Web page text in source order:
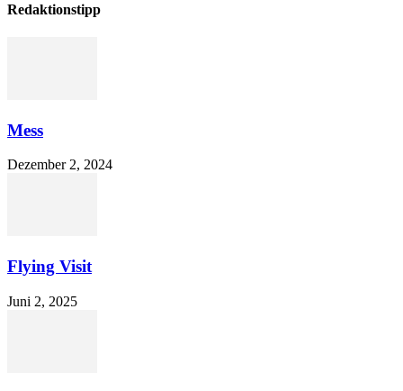
Redaktionstipp
Mess
Dezember 2, 2024
Flying Visit
Juni 2, 2025